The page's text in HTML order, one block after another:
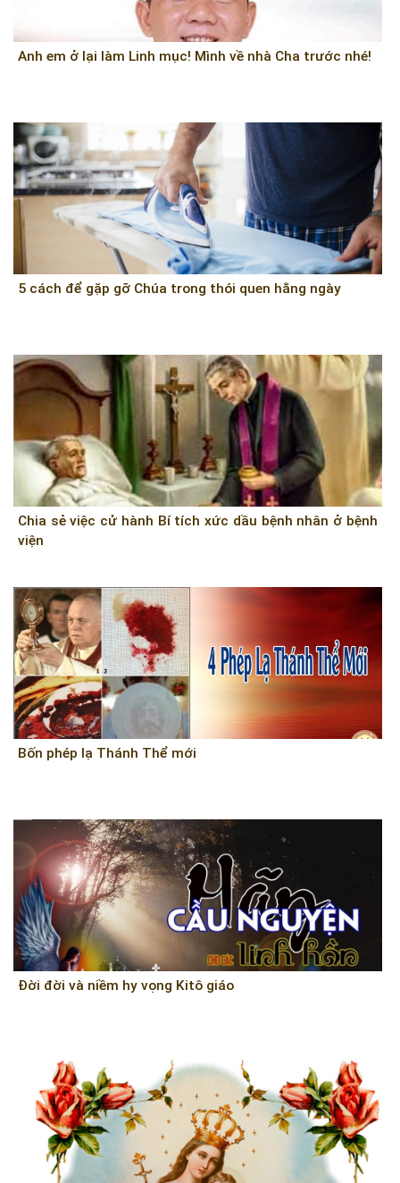
Anh em ở lại làm Linh mục! Mình về nhà Cha trước nhé!
5 cách để gặp gỡ Chúa trong thói quen hằng ngày
Chia sẻ việc cử hành Bí tích xức dầu bệnh nhân ở bệnh
viện
Bốn phép lạ Thánh Thể mới
Ðời đời và niềm hy vọng Kitô giáo